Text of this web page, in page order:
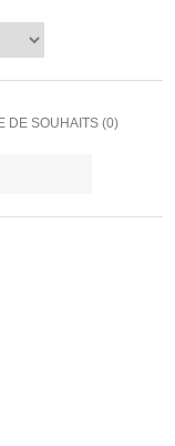
DE SOUHAITS (0)